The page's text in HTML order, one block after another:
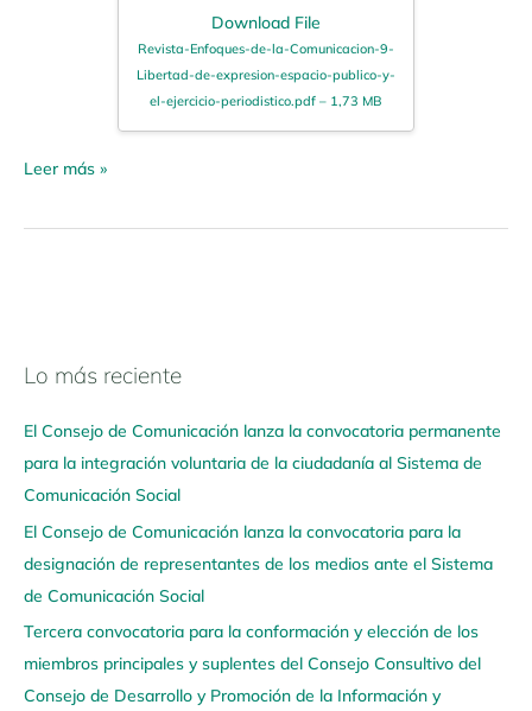
Download File
Revista-Enfoques-de-la-Comunicacion-9-
Libertad-de-expresion-espacio-publico-y-
el-ejercicio-periodistico.pdf – 1,73 MB
Leer más »
Lo más reciente
El Consejo de Comunicación lanza la convocatoria permanente
para la integración voluntaria de la ciudadanía al Sistema de
Comunicación Social
El Consejo de Comunicación lanza la convocatoria para la
designación de representantes de los medios ante el Sistema
de Comunicación Social
Tercera convocatoria para la conformación y elección de los
miembros principales y suplentes del Consejo Consultivo del
Consejo de Desarrollo y Promoción de la Información y
N
v
e
g
a
a
q
u
í